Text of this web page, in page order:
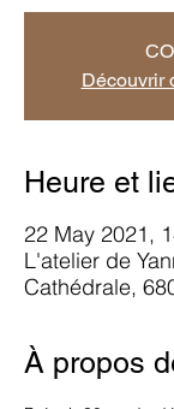
Découvrir
Heure et
22 May 2021,
L'atelier de
Cathédrale,
À propos